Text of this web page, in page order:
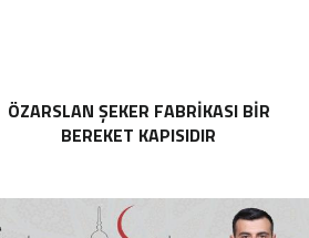
ÖZARSLAN ŞEKER FABRİKASI BİR
BEREKET KAPISIDIR